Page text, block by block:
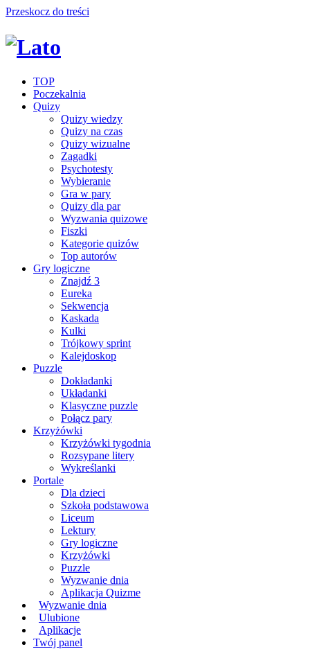
Przeskocz do treści
TOP
Poczekalnia
Quizy
Quizy wiedzy
Quizy na czas
Quizy wizualne
Zagadki
Psychotesty
Wybieranie
Gra w pary
Quizy dla par
Wyzwania quizowe
Fiszki
Kategorie quizów
Top autorów
Gry logiczne
Znajdź 3
Eureka
Sekwencja
Kaskada
Kulki
Trójkowy sprint
Kalejdoskop
Puzzle
Dokładanki
Układanki
Klasyczne puzzle
Połącz pary
Krzyżówki
Krzyżówki tygodnia
Rozsypane litery
Wykreślanki
Portale
Dla dzieci
Szkoła podstawowa
Liceum
Lektury
Gry logiczne
Krzyżówki
Puzzle
Wyzwanie dnia
Aplikacja Quizme
Wyzwanie dnia
Ulubione
Aplikacje
Twój panel